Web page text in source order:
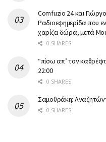
Comfuzio 24 και
Ραδιοεφημερίδα που
χαρίζει δώρα, μετά
0 SHARES
“πίσω απ’ τον
22:00
0 SHARES
Σαμοθράκη:
0 SHARES